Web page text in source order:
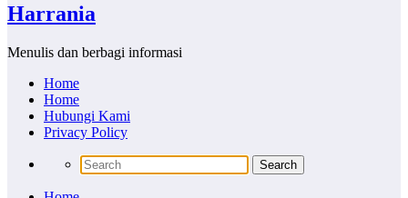
Harrania
Menulis dan berbagi informasi
Home
Home
Hubungi Kami
Privacy Policy